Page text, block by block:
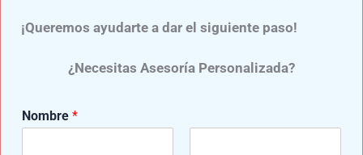
¡Queremos ayudarte a dar el siguiente paso!
¿Necesitas Asesoría Personalizada?
N
o
Nombre *